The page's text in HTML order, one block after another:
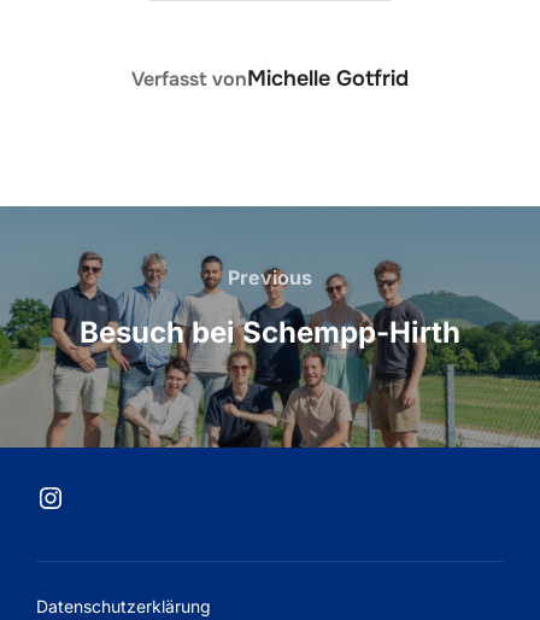
BEITRAGSAUTOR
Verfasst vonMichelle Gotfrid
Previous
Previous
Besuch bei Schempp-Hirth
Instagram
Datenschutzerklärung